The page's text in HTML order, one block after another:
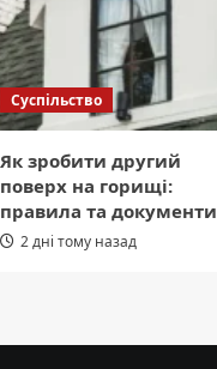
Суспільство
Як зробити другий
поверх на горищі:
правила та документи
2 дні тому назад